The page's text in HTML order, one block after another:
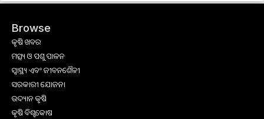
Browse
କୃଷି ଖବର
ମତ୍ସ୍ୟ ଓ ପଶୁ ପାଳନ
ସ୍ୱାସ୍ଥ୍ୟ ଏବଂ ଜୀବନଶୈଳୀ
ସରକାରୀ ଯୋଜନା
ଉଦ୍ୟାନ କୃଷି
କୃଷି ବିଶ୍ବକୋଷ